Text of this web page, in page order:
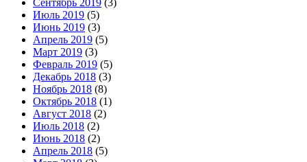
Сентябрь 2019 (3)
Июль 2019 (5)
Июнь 2019 (3)
Апрель 2019 (5)
Март 2019 (3)
Февраль 2019 (5)
Декабрь 2018 (3)
Ноябрь 2018 (8)
Октябрь 2018 (1)
Август 2018 (2)
Июль 2018 (2)
Июнь 2018 (2)
Апрель 2018 (5)